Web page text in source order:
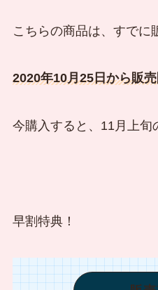
こちらの商品は、すでに
2020年10月25日から販
今購入すると、11月上旬
早割特典！